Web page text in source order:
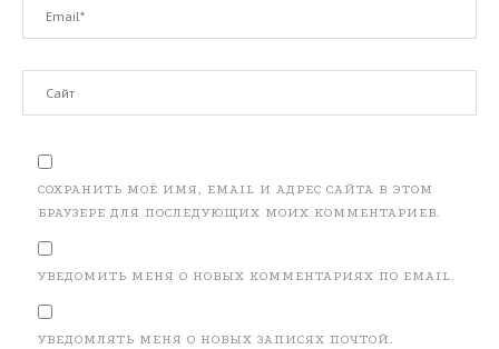
СОХРАНИТЬ МОЁ ИМЯ, EMAIL И АДРЕС САЙТА В ЭТОМ
БРАУЗЕРЕ ДЛЯ ПОСЛЕДУЮЩИХ МОИХ КОММЕНТАРИЕВ.
УВЕДОМИТЬ МЕНЯ О НОВЫХ КОММЕНТАРИЯХ ПО EMAIL.
УВЕДОМЛЯТЬ МЕНЯ О НОВЫХ ЗАПИСЯХ ПОЧТОЙ.